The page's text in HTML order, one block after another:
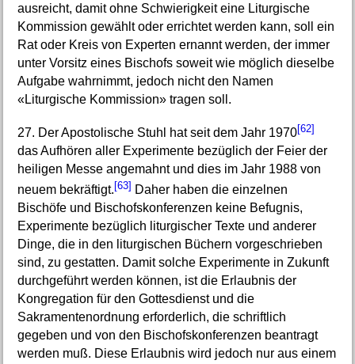
ausreicht, damit ohne Schwierigkeit eine Liturgische
Kommission gewählt oder errichtet werden kann, soll ein
Rat oder Kreis von Experten ernannt werden, der immer
unter Vorsitz eines Bischofs soweit wie möglich dieselbe
Aufgabe wahrnimmt, jedoch nicht den Namen
«Liturgische Kommission» tragen soll.
27. Der Apostolische Stuhl hat seit dem Jahr 1970[62]
das Aufhören aller Experimente bezüglich der Feier der
heiligen Messe angemahnt und dies im Jahr 1988 von
neuem bekräftigt. [63] Daher haben die einzelnen
Bischöfe und Bischofskonferenzen keine Befugnis,
Experimente bezüglich liturgischer Texte und anderer
Dinge, die in den liturgischen Büchern vorgeschrieben
sind, zu gestatten. Damit solche Experimente in Zukunft
durchgeführt werden können, ist die Erlaubnis der
Kongregation für den Gottesdienst und die
Sakramentenordnung erforderlich, die schriftlich
gegeben und von den Bischofskonferenzen beantragt
werden muß. Diese Erlaubnis wird jedoch nur aus einem